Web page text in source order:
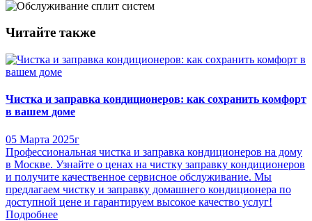
Читайте также
Чистка и заправка кондиционеров: как сохранить комфорт
в вашем доме
05 Марта 2025г
Профессиональная чистка и заправка кондиционеров на дому
в Москве. Узнайте о ценах на чистку заправку кондиционеров
и получите качественное сервисное обслуживание. Мы
предлагаем чистку и заправку домашнего кондиционера по
доступной цене и гарантируем высокое качество услуг!
Подробнее